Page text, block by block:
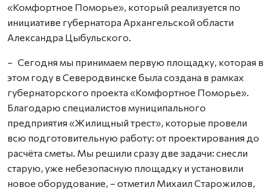
«Комфортное Поморье», который реализуется по
инициативе губернатора Архангельской области
Александра Цыбульского.
– Сегодня мы принимаем первую площадку, которая в
этом году в Северодвинске была создана в рамках
губернаторского проекта «Комфортное Поморье».
Благодарю специалистов муниципального
предприятия «Жилищный трест», которые провели
всю подготовительную работу: от проектирования до
расчёта сметы. Мы решили сразу две задачи: снесли
старую, уже небезопасную площадку и установили
новое оборудование, – отметил Михаил Старожилов,